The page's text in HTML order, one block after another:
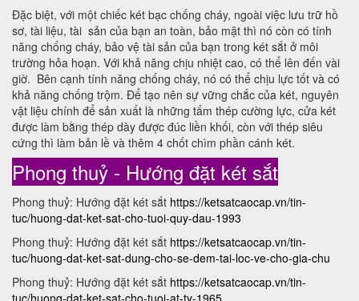
Đặc biệt, với một chiếc két bạc chống cháy, ngoài việc lưu trữ hồ
sơ, tài liệu, tài sản của bạn an toàn, bảo mật thì nó còn có tính
năng chống cháy, bảo vệ tài sản của bạn trong két sắt ở môi
trường hỏa hoạn. Với khả năng chịu nhiệt cao, có thể lên đến vài
giờ. Bên cạnh tính năng chống cháy, nó có thể chịu lực tốt và có
khả năng chống trộm. Để tạo nên sự vững chắc của két, nguyên
vật liệu chính để sản xuất là những tấm thép cường lực, cửa két
được làm bằng thép dày được đúc liền khối, còn với thép siêu
cứng thì làm bản lề và thêm 4 chốt chìm phần cánh két.
Phong thuỷ - Hướng đặt két sắt
Phong thuỷ: Hướng đặt két sắt https://ketsatcaocap.vn/tin-
tuc/huong-dat-ket-sat-cho-tuoi-quy-dau-1993
Phong thuỷ: Hướng đặt két sắt https://ketsatcaocap.vn/tin-
tuc/huong-dat-ket-sat-dung-cho-se-dem-tai-loc-ve-cho-gia-chu
Phong thuỷ: Hướng đặt két sắt https://ketsatcaocap.vn/tin-